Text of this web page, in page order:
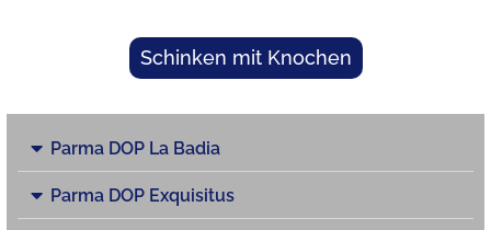
Schinken mit Knochen
Parma DOP La Badia
Parma DOP Exquisitus